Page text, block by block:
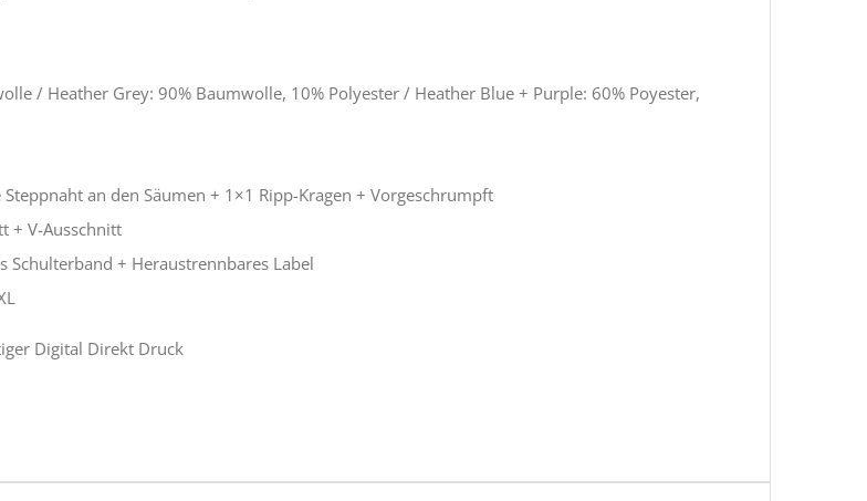
/ Heather Grey: 90% Baumwolle, 10% Polyester / Heather Blue + Purple: 60% Poyester,
an den Säumen + 1×1 Ripp-Kragen + Vorgeschrumpft
+ V-Ausschnitt
Schulterband + Heraustrennbares Label
Digital Direkt Druck